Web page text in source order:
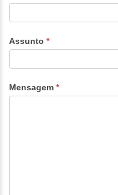
Assunto *
Mensagem *